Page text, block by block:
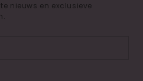
nieuws en exclusieve